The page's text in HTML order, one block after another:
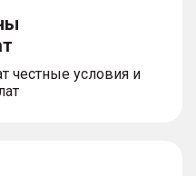
честные условия и